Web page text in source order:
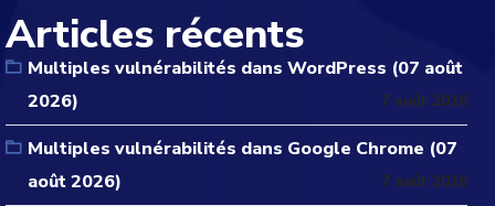
Articles récents
Multiples vulnérabilités dans WordPress (07 août
2026)
7 août 2026
Multiples vulnérabilités dans Google Chrome (07
août 2026)
7 août 2026